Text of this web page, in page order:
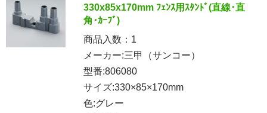
330x85x170mm ﾌｪﾝｽ用ｽﾀﾝﾄﾞ(直線･直
角･ｶｰﾌﾞ)
商品入数： 1
メーカー:三甲（サンコー）
型番:806080
サイズ:330×85×170mm
色:グレー